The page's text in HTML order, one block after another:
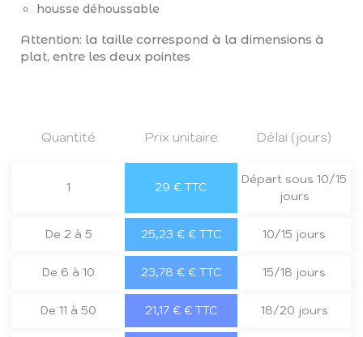
housse déhoussable
Attention: la taille correspond à la dimensions à
plat, entre les deux pointes
Quantité Prix unitaire Délai (jours)
1 29 € TTC
Départ sous 10/15
jours
De 2 à 5 25,23 € € TTC 10/15 jours
De 6 à 10 23,78 € € TTC 15/18 jours
De 11 à 50 21,17 € € TTC 18/20 jours